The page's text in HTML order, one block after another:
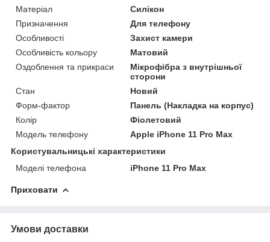
Матеріал
Силікон
Призначення
Для телефону
Особливості
Захист камери
Особливість кольору
Матовий
Оздоблення та прикраси
Мікрофібра з внутрішньої
сторони
Стан
Новий
Форм-фактор
Панель (Накладка на корпус)
Колір
Фіолетовий
Модель телефону
Apple iPhone 11 Pro Max
Користувальницькі характеристики
Моделі телефона
iPhone 11 Pro Max
Приховати
Умови доставки